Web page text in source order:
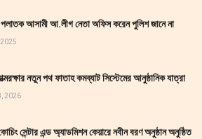
পলাতক আসামী আ.লীগ নেতা অফিস করেন পুলিশ জানে না
2025
নতুন পথ ফাতাহ কমব্যাট সিস্টেমের আনুষ্ঠানিক যাত্রা
3, 2026
সেন্টার এন্ড অ্যাডমিশন কেয়ারে নবীন বরণ অনুষ্ঠান অনুষ্ঠিত